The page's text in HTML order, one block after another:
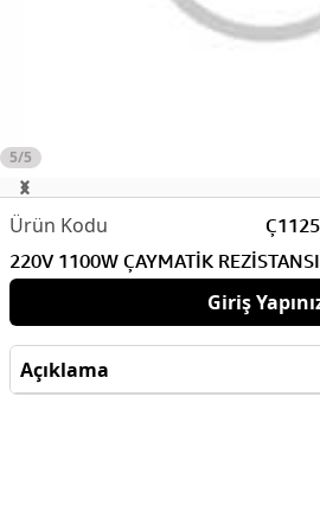
5/5
Ç1125
220V 1100W ÇAYMATİK
Giriş
Açıklama